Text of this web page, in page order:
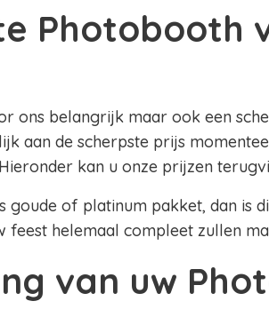
Photobooth
ons belangrijk maar ook een
aan de scherpste prijs
kan u onze prijzen
goude of platinum pakket, dan is
helemaal compleet zullen
van uw